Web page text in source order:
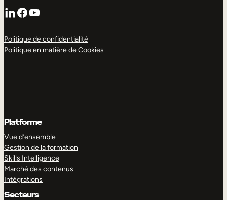
LinkedIn
Facebook
YouTube
Politique de confidentialité
Politique en matière de Cookies
Platforme
Vue d’ensemble
Gestion de la formation
Skills Intelligence
Marché des contenus
Intégrations
Secteurs